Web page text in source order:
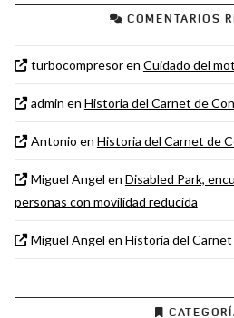
COMENTARIOS
turbocompresoren Cuidado del
admin en Historia del Carnet de
Antonio en Historia del Carnet de
Miguel Angel en Disabled Park,
personas con movilidad reducida
Miguel Angel en Historia del Carnet